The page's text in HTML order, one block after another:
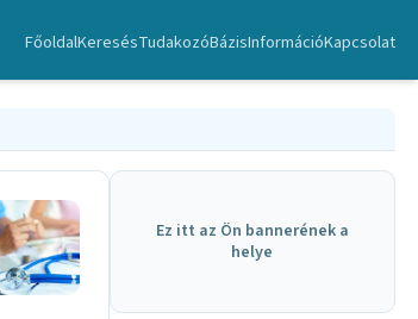
FőoldalKeresésTudakozóBázisInformációKapcsolat
Ez itt az Ön bannerének a
helye